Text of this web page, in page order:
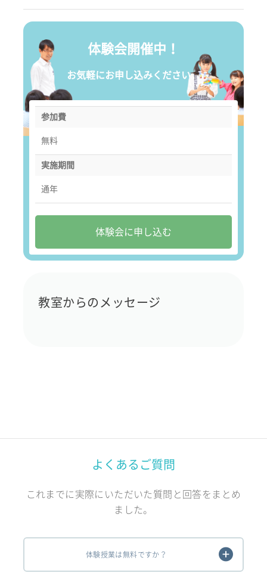
体験会開催中！
お気軽にお申し込みください。
参加費
無料
実施期間
通年
体験会に申し込む
教室からのメッセージ
よくあるご質問
これまでに実際にいただいた質問と回答をまとめ
ました。
体験授業は無料ですか？